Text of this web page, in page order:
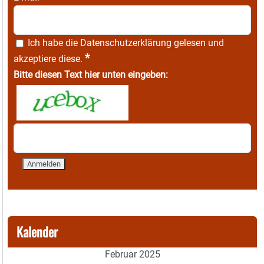
Ich habe die Datenschutzerklärung gelesen und
akzeptiere diese. *
Bitte diesen Text hier unten eingeben:
Kalender
Februar 2025